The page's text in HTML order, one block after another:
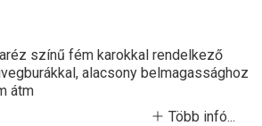
színű fém karokkal rendelkező
alacsony belmagassághoz
átm
Több infó...